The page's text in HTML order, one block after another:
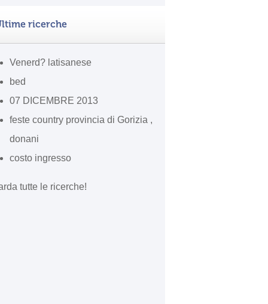
ricerche
Venerd? latisanese
bed
07 DICEMBRE 2013
feste country provincia di Gorizia ,
donani
costo ingresso
tutte le ricerche!